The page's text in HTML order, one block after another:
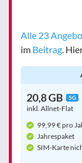
Alle 23
im Beitrag .
20,8 GB 5G
inkl. Allnet-Flat
99,99 € pro
Jahrespaket
SIM-Karte